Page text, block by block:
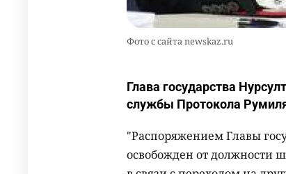
Фото с сайта newskaz.ru
Глава государства
службы Протокола
"Распоряжением Главы
освобожден от должности